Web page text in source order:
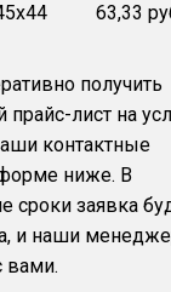
63,33
получить
лист на
контактные
ниже. В
сроки заявка
и наши
вами.